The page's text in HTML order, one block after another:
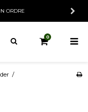
ORDRE
0
/